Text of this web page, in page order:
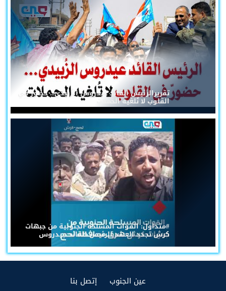
تقريرالرئيس القائد عيدروس الزُبيدي... حضورٌ في
القلوب لا تُلغيه الحملات
#متداول: القوات المسلحة الجنوبية من جبهات
كرش تجدد العهد للرئيس القائد عيدروس
عين الجنوب إتصل بنا